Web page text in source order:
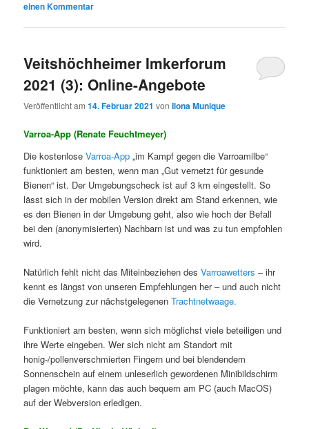
einen Kommentar
Veitshöchheimer Imkerforum
2021 (3): Online-Angebote
Veröffentlicht am14. Februar 2021 vonIlona Munique
Varroa-App (Renate Feuchtmeyer)
Die kostenloseVarroa-App „im Kampf gegen die Varroamilbe“
funktioniert am besten, wenn man „Gut vernetzt für gesunde
Bienen“ ist. Der Umgebungscheck ist auf 3 km eingestellt. So
lässt sich in der mobilen Version direkt am Stand erkennen, wie
es den Bienen in der Umgebung geht, also wie hoch der Befall
bei den (anonymisierten) Nachbarn ist und was zu tun empfohlen
wird.
Natürlich fehlt nicht das Miteinbeziehen desVarroawetters – ihr
kennt es längst von unseren Empfehlungen her – und auch nicht
die Vernetzung zur nächstgelegenenTrachtnetwaage.
Funktioniert am besten, wenn sich möglichst viele beteiligen und
ihre Werte eingeben. Wer sich nicht am Standort mit
honig-/pollenverschmierten Fingern und bei blendendem
Sonnenschein auf einem unleserlich gewordenen Minibildschirm
plagen möchte, kann das auch bequem am PC (auch MacOS)
auf der Webversion erledigen.